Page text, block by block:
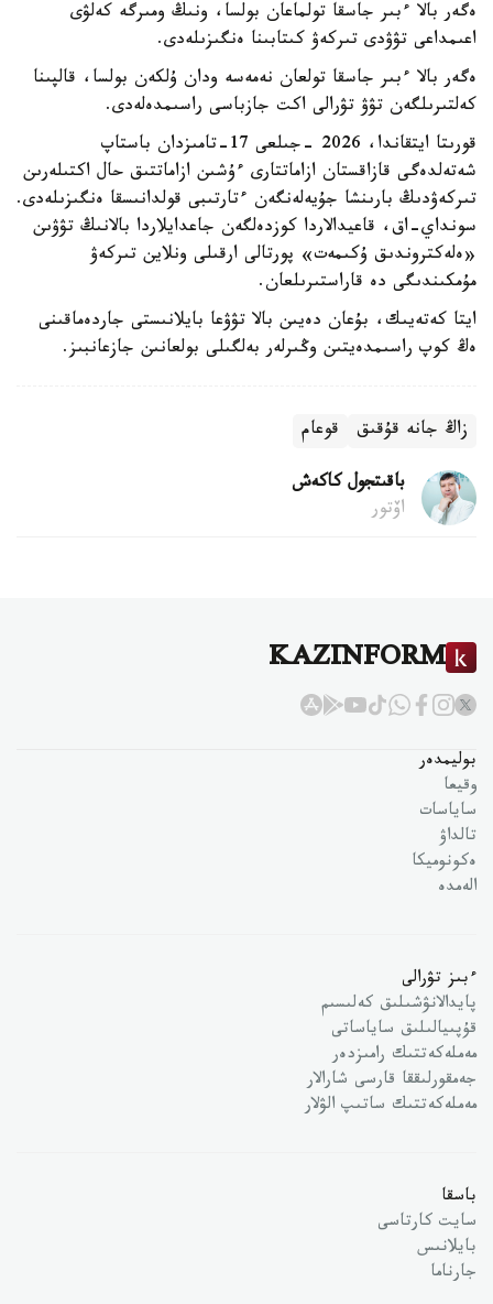
ەگەر بالا ءبىر جاسقا تولماعان بولسا، ونىڭ ومىرگە كەلۋى
اعىمداعى تۋۋدى تىركەۋ كىتابىنا ەنگىزىلەدى.
ەگەر بالا ءبىر جاسقا تولعان نەمەسە ودان ۇلكەن بولسا، قالپىنا
كەلتىرىلگەن تۋۋ تۋرالى اكت جازباسى راسىمدەلەدى.
قورىتا ايتقاندا، 2026 -جىلعى 17-تامىزدان باستاپ
شەتەلدەگى قازاقستان ازاماتتارى ءۇشىن ازاماتتىق حال اكتىلەرىن
تىركەۋدىڭ بارىنشا جۇيەلەنگەن ءتارتىبى قولدانىسقا ەنگىزىلەدى.
سونداي-اق، قاعيدالاردا كوزدەلگەن جاعدايلاردا بالانىڭ تۋۋىن
«ەلەكتروندىق ۇكىمەت» پورتالى ارقىلى ونلاين تىركەۋ
مۇمكىندىگى دە قاراستىرىلعان.
ايتا كەتەيىك، بۇعان دەيىن بالا تۋۋعا بايلانىستى جاردەماقىنى
ەڭ كوپ راسىمدەيتىن وڭىرلەر بەلگىلى بولعانىن جازعانبىز.
زاڭ جانە قۇقىق قوعام
باقىتجول كاكەش
اۆتور
KAZINFORM
بوليمدەر
وقيعا
ساياسات
تالداۋ
ەكونوميكا
الەمدە
ءبىز تۋرالى
پايدالانۋشىلىق كەلىسىم
قۇپىيالىلىق ساياساتى
مەملەكەتتىك رامىزدەر
جەمقورلىققا قارسى شارالار
مەملەكەتتىك ساتىپ الۋلار
باسقا
سايت كارتاسى
بايلانىس
جارناما